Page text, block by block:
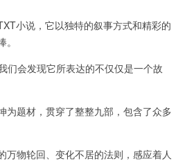
小说，它以独特的叙事方式和精彩的
会发现它所表达的不仅仅是一个故
题材，贯穿了整整九部，包含了众多
物轮回、变化不居的法则，感应着人